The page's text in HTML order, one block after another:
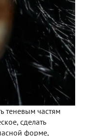
теневым частям
сделать
форме,